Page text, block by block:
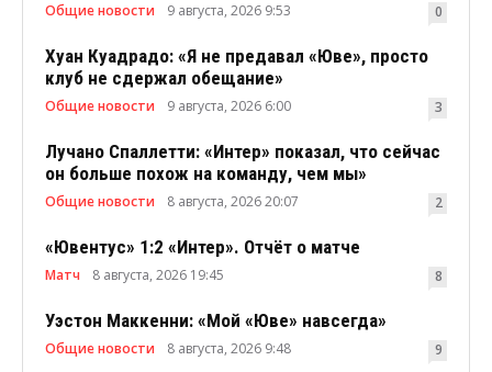
Общие новости 9 августа, 2026 9:53 0
Хуан Куадрадо: «Я не предавал «Юве», просто
клуб не сдержал обещание»
Общие новости 9 августа, 2026 6:00 3
Лучано Спаллетти: «Интер» показал, что сейчас
он больше похож на команду, чем мы»
Общие новости 8 августа, 2026 20:07 2
«Ювентус» 1:2 «Интер». Отчёт о матче
Матч 8 августа, 2026 19:45 8
Уэстон Маккенни: «Мой «Юве» навсегда»
Общие новости 8 августа, 2026 9:48 9